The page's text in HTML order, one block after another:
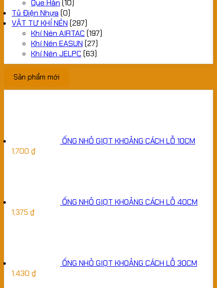
Que Hàn (10)
Tủ Điện Nhựa (0)
VẬT TƯ KHÍ NÉN (287)
Khí Nén AIRTAC (197)
Khí Nén EASUN (27)
Khí Nén JELPC (63)
Sản phẩm mới
ỐNG NHỎ GIỌT KHOẢNG CÁCH LỖ 10CM
1,700 ₫
ỐNG NHỎ GIỌT KHOẢNG CÁCH LỖ 40CM
1,375 ₫
ỐNG NHỎ GIỌT KHOẢNG CÁCH LỖ 30CM
1,430 ₫